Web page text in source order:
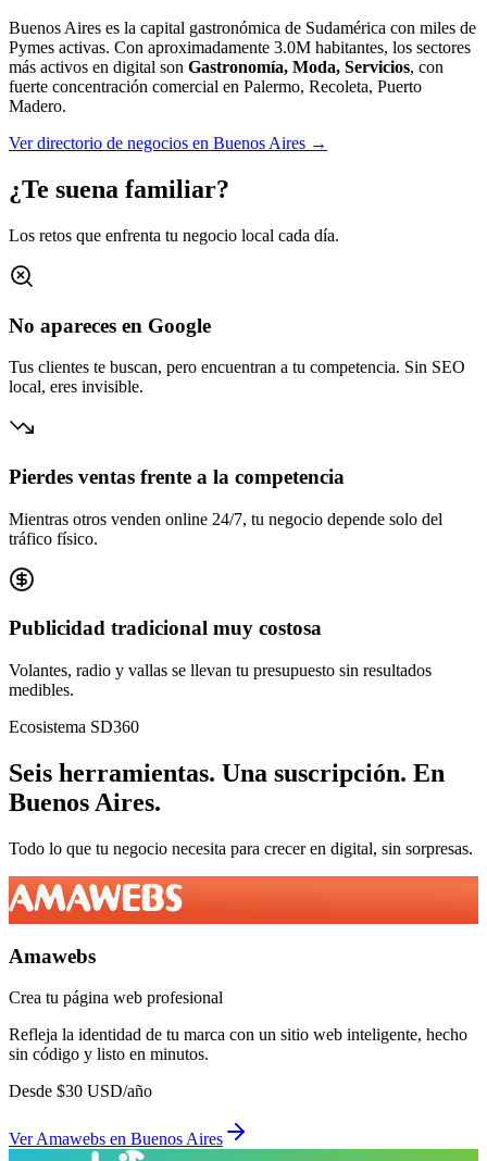
Buenos Aires es la capital gastronómica de Sudamérica con miles de
Pymes activas. Con aproximadamente 3.0M habitantes, los sectores
más activos en digital son Gastronomía, Moda, Servicios, con
fuerte concentración comercial en Palermo, Recoleta, Puerto
Madero.
Ver directorio de negocios en Buenos Aires →
¿Te suena familiar?
Los retos que enfrenta tu negocio local cada día.
No apareces en Google
Tus clientes te buscan, pero encuentran a tu competencia. Sin SEO
local, eres invisible.
Pierdes ventas frente a la competencia
Mientras otros venden online 24/7, tu negocio depende solo del
tráfico físico.
Publicidad tradicional muy costosa
Volantes, radio y vallas se llevan tu presupuesto sin resultados
medibles.
Ecosistema SD360
Seis herramientas. Una suscripción. En
Buenos Aires.
Todo lo que tu negocio necesita para crecer en digital, sin sorpresas.
Amawebs
Crea tu página web profesional
Refleja la identidad de tu marca con un sitio web inteligente, hecho
sin código y listo en minutos.
Desde $30 USD/año
VerAmawebs en Buenos Aires